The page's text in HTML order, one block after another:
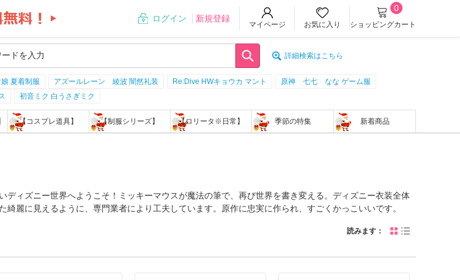
ログイン 新規登録
マイページ お気に入り ショッピングカート
0
詳細検索はこちら
夏着制服 アズールレーン 綾波 闇然礼装 Re:Dive HWキョウカ マント
原神 七七 なな ゲーム服
初音ミク 白うさぎミク
【コスプレ道具】 【制服シリーズ】 【ロリータ※日常】 季節の特集 新着商品
ィズニー世界へようこそ！ミッキーマウスが魔法の筆で、再び世界を書き変える。ディズニー衣装全体
麗に見えるように、専門業者により工夫しています。原作に忠実に作られ、すごくかっこいいです。
読みます：